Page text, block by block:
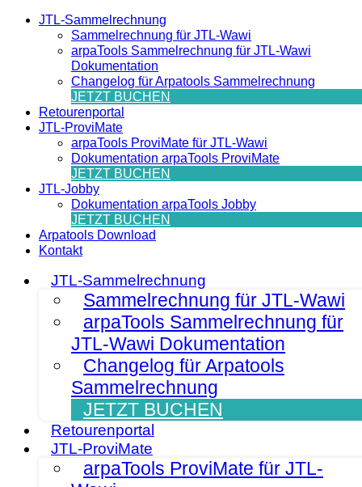
JTL-Sammelrechnung
Sammelrechnung für JTL-Wawi
arpaTools Sammelrechnung für JTL-Wawi
Dokumentation
Changelog für Arpatools Sammelrechnung
JETZT BUCHEN
Retourenportal
JTL-ProviMate
arpaTools ProviMate für JTL-Wawi
Dokumentation arpaTools ProviMate
JETZT BUCHEN
JTL-Jobby
Dokumentation arpaTools Jobby
JETZT BUCHEN
Arpatools Download
Kontakt
JTL-Sammelrechnung
Sammelrechnung für JTL-Wawi
arpaTools Sammelrechnung für
JTL-Wawi Dokumentation
Changelog für Arpatools
Sammelrechnung
JETZT BUCHEN
Retourenportal
JTL-ProviMate
arpaTools ProviMate für JTL-